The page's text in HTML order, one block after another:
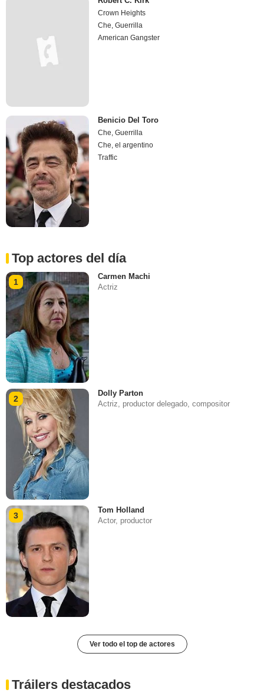
Crown Heights
Che, Guerrilla
American Gangster
Benicio Del Toro
Che, Guerrilla
Che, el argentino
Traffic
Top actores del día
1
Carmen Machi
Actriz
2
Dolly Parton
Actriz, productor delegado, compositor
3
Tom Holland
Actor, productor
Ver todo el top de actores
Tráilers destacados